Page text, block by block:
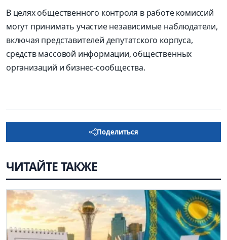
В целях общественного контроля в работе комиссий
могут принимать участие независимые наблюдатели,
включая представителей депутатского корпуса,
средств массовой информации, общественных
организаций и бизнес-сообщества.
Поделиться
ЧИТАЙТЕ ТАКЖЕ